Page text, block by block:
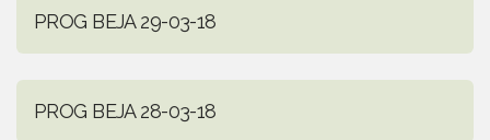
PROG BEJA 29-03-18
PROG BEJA 28-03-18